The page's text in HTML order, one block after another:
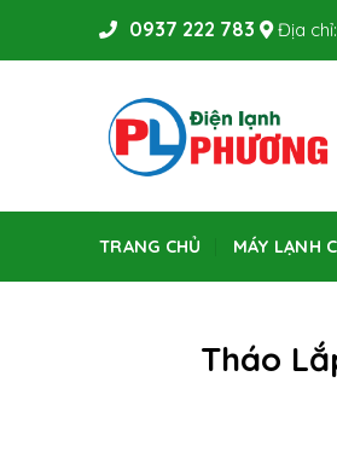
0937 222 783 Địa chỉ:
TRANG CHỦ MÁY LẠNH
Tháo